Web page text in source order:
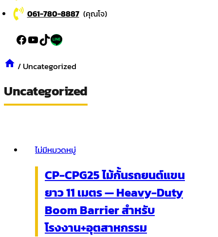
061-780-8887 (คุณโจ)
Facebook
YouTube
TikTok
LinkedIn
/Uncategorized
Uncategorized
ไม่มีหมวดหมู่
CP-CPG25 ไม้กั้นรถยนต์แขน
ยาว 11 เมตร — Heavy-Duty
Boom Barrier สำหรับ
โรงงาน+อุตสาหกรรม